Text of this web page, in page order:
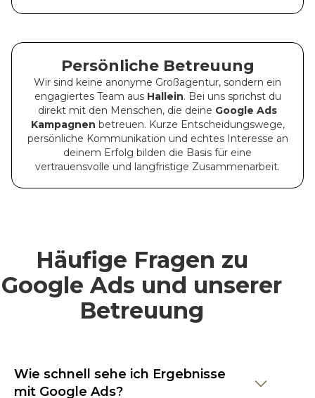
Persönliche Betreuung
Wir sind keine anonyme Großagentur, sondern ein
engagiertes Team aus Hallein. Bei uns sprichst du
direkt mit den Menschen, die deine Google Ads
Kampagnen betreuen. Kurze Entscheidungswege,
persönliche Kommunikation und echtes Interesse an
deinem Erfolg bilden die Basis für eine
vertrauensvolle und langfristige Zusammenarbeit.
Häufige Fragen zu
Google Ads und unserer
Betreuung
Wie schnell sehe ich Ergebnisse
mit Google Ads?